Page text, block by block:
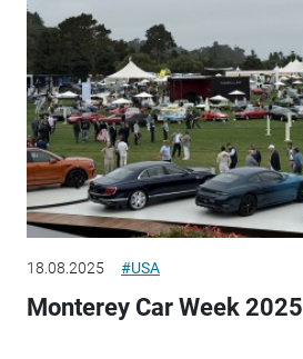
18.08.2025 #USA
Monterey Car Week 2025